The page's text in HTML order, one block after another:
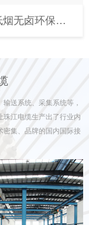
低烟无卤环保型电缆
送系统、采集系统等，
珠江电缆生产出了行业内
密集、品牌的国内国际接